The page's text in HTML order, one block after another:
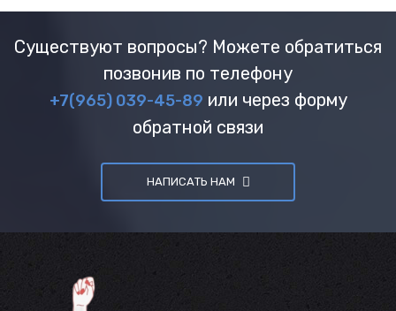
Существуют вопросы? Можете обратиться
позвонив по телефону
+7(965) 039-45-89 или через форму
обратной связи
НАПИСАТЬ НАМ